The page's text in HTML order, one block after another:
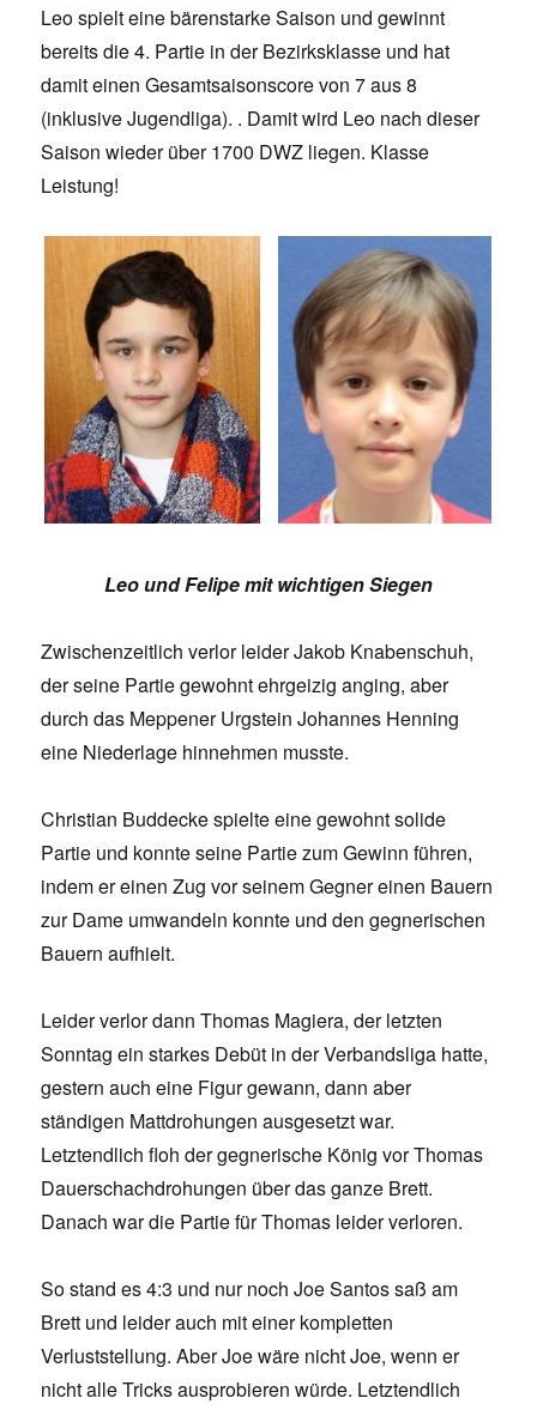
Leo spielt eine bärenstarke Saison und gewinnt
bereits die 4. Partie in der Bezirksklasse und hat
damit einen Gesamtsaisonscore von 7 aus 8
(inklusive Jugendliga). . Damit wird Leo nach dieser
Saison wieder über 1700 DWZ liegen. Klasse
Leistung!
Leo und Felipe mit wichtigen Siegen
Zwischenzeitlich verlor leider Jakob Knabenschuh,
der seine Partie gewohnt ehrgeizig anging, aber
durch das Meppener Urgstein Johannes Henning
eine Niederlage hinnehmen musste.
Christian Buddecke spielte eine gewohnt solide
Partie und konnte seine Partie zum Gewinn führen,
indem er einen Zug vor seinem Gegner einen Bauern
zur Dame umwandeln konnte und den gegnerischen
Bauern aufhielt.
Leider verlor dann Thomas Magiera, der letzten
Sonntag ein starkes Debüt in der Verbandsliga hatte,
gestern auch eine Figur gewann, dann aber
ständigen Mattdrohungen ausgesetzt war.
Letztendlich floh der gegnerische König vor Thomas
Dauerschachdrohungen über das ganze Brett.
Danach war die Partie für Thomas leider verloren.
So stand es 4:3 und nur noch Joe Santos saß am
Brett und leider auch mit einer kompletten
Verluststellung. Aber Joe wäre nicht Joe, wenn er
nicht alle Tricks ausprobieren würde. Letztendlich